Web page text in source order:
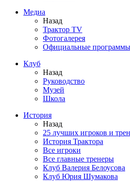
Медиа
Назад
Трактор TV
Фотогалерея
Официальные
Клуб
Назад
Руководство
Музей
Школа
История
Назад
25 лучших игроков и
История Трактора
Все игроки
Все главные тренеры
Клуб Валерия Белоусова
Клуб Юрия Шумакова